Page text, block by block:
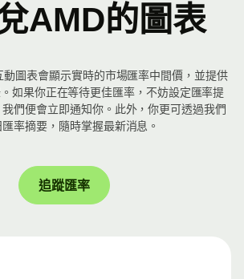
AMD的圖表
動圖表會顯示實時的市場匯率中間價，並提供
如果你正在等待更佳匯率，不妨設定匯率提
們便會立即通知你。此外，你更可透過我們
匯率摘要，隨時掌握最新消息。
追蹤匯率